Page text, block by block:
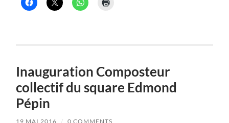
Inauguration Composteur
collectif du square Edmond
Pépin
19 MAI 2016 / 0 COMMENTS